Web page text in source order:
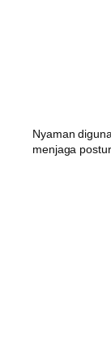
Nyaman
menjaga